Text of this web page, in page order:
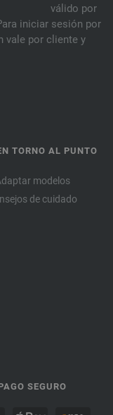
válido por
iniciar sesión por
vale por cliente y
TORNO AL PUNTO
modelos
de cuidado
SEGURO